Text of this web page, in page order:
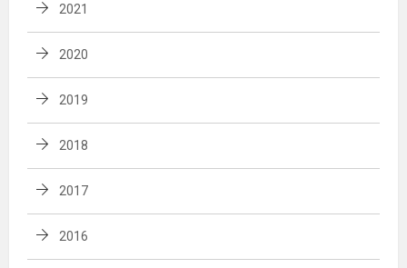
2021
2020
2019
2018
2017
2016